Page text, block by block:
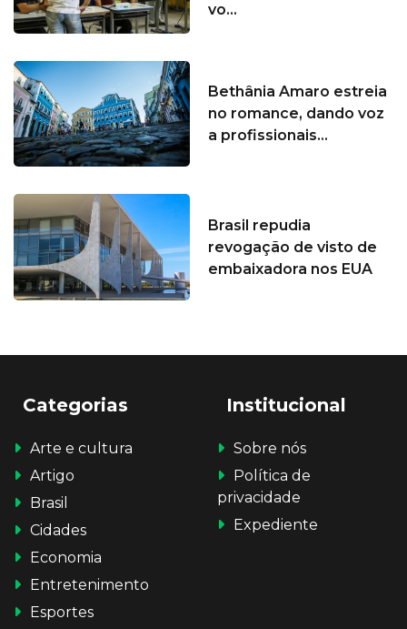
vo...
Bethânia Amaro estreia
no romance, dando voz
a profissionais...
Brasil repudia
revogação de visto de
embaixadora nos EUA
Categorias
Arte e cultura
Artigo
Brasil
Cidades
Economia
Entretenimento
Esportes
Institucional
Sobre nós
Política de
privacidade
Expediente